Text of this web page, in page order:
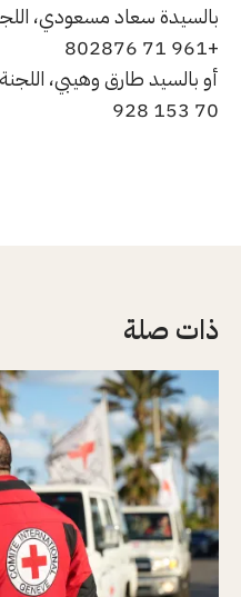
بالسيدة سعاد مسعودي،
+961 71 802876
70 153 928
ذات صلة